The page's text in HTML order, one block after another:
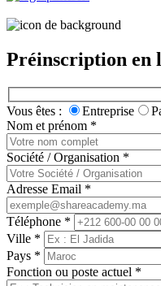
Préinscription en
Vous êtes : Entreprise
Nom et prénom *
Société / Organisation *
Adresse Email *
Téléphone *
Ville *
Pays *
Fonction ou poste actuel *